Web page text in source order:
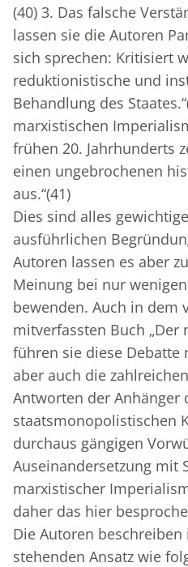
(40) 3. Das falsche
lassen sie die Autoren
sich sprechen: Kritisiert
reduktionistische und
Behandlung des
marxistischen
frühen 20. Jahrhunderts
einen ungebrochenen
aus.“(41)
Dies sind alles
ausführlichen
Autoren lassen es aber
Meinung bei nur
bewenden. Auch in dem
mitverfassten Buch „Der
führen sie diese Debatte
aber auch die
Antworten der Anhänger
staatsmonopolistischen
durchaus gängigen
Auseinandersetzung mit
marxistischer
daher das hier
Die Autoren
stehenden Ansatz wie